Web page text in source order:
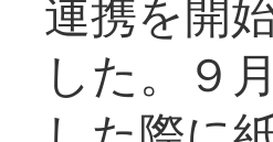
連携を開
した。９